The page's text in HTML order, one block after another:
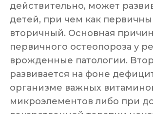
действительно, может
детей, при чем как
вторичный. Основная
первичного остеопороза у
врожденные патологии.
развивается на фоне
организме важных
микроэлементов либо при